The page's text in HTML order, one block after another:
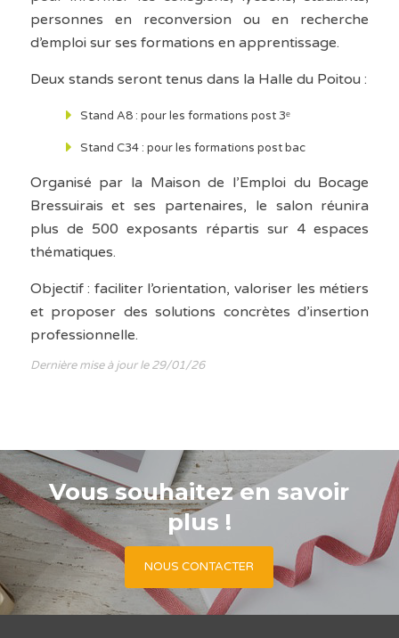
personnes en reconversion ou en recherche
d’emploi sur ses formations en apprentissage.
Deux stands seront tenus dans la Halle du Poitou :
Stand A8 : pour les formations post 3ᵉ
Stand C34 : pour les formations post bac
Organisé par la Maison de l’Emploi du Bocage
Bressuirais et ses partenaires, le salon réunira
plus de 500 exposants répartis sur 4 espaces
thématiques.
Objectif : faciliter l’orientation, valoriser les métiers
et proposer des solutions concrètes d’insertion
professionnelle.
Dernière mise à jour le 29/01/26
Vous souhaitez en savoir
plus !
NOUS CONTACTER